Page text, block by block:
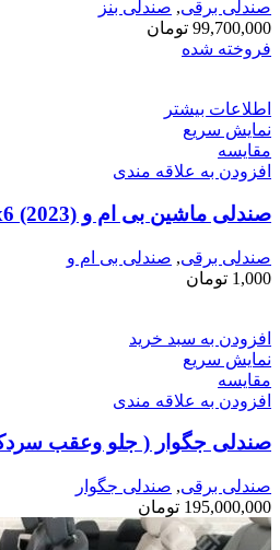
صندلی برقی, صندلی بنز
99,700,000 تومان
فروخته شده
اطلاعات بیشتر
نمایش سریع
مقايسه
افزودن به علاقه مندی
صندلی ماشین بی ام و x6 (2023)
صندلی برقی, صندلی بی ام و
1,000 تومان
افزودن به سبد خرید
نمایش سریع
مقايسه
افزودن به علاقه مندی
صندلی جگوار ( جلو وعقب
صندلی برقی, صندلی جگوار
195,000,000 تومان